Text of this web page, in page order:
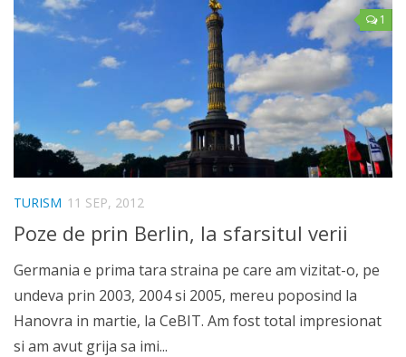
1
TURISM 11 SEP, 2012
Poze de prin Berlin, la sfarsitul verii
Germania e prima tara straina pe care am vizitat-o, pe
undeva prin 2003, 2004 si 2005, mereu poposind la
Hanovra in martie, la CeBIT. Am fost total impresionat
si am avut grija sa imi...